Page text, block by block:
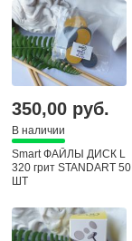
350,00 руб.
В наличии
Smart ФАЙЛЫ ДИСК L
320 грит STANDART 50
ШТ